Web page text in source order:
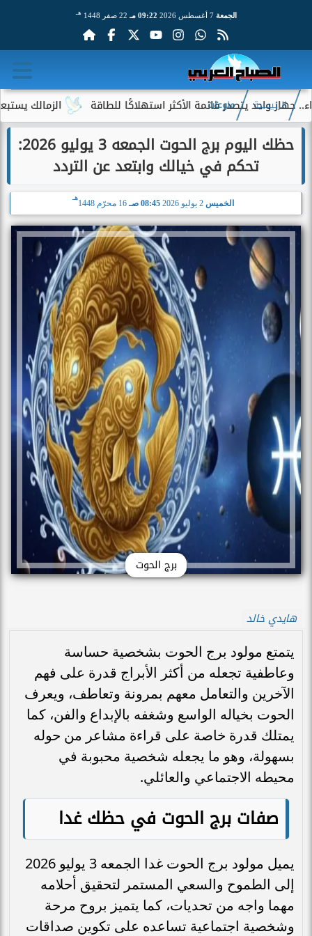
الجمعة 7 أغسطس 2026 09:22 مـ 22 صفر 1448 هـ
الزمالك يستبعد 4 لاعبين شباب من حساباته في الموسم الجديد واحد يتصدر قائمة الأكثر استهلاكًا للطاقة
الرئيسية منوعات
حظك اليوم برج الحوت الجمعه 3 يوليو 2026:
تحكم في خيالك وابتعد عن التردد
الخميس 08:45 صـ 16 محرّم 1448
هـ
برج الحوت
هايدي خالد
يتمتع مولود برج الحوت بشخصية حساسة
وعاطفية تجعله من أكثر الأبراج قدرة على فهم
الآخرين والتعامل معهم بمرونة وتعاطف، ويعرف
الحوت بخياله الواسع وشغفه بالإبداع والفن، كما
يمتلك قدرة خاصة على قراءة مشاعر من حوله
بسهولة، وهو ما يجعله شخصية محبوبة في
محيطه الاجتماعي والعائلي.
صفات برج الحوت في حظك غدا
يميل مولود برج الحوت غدا الجمعه 3 يوليو 2026
إلى الطموح والسعي المستمر لتحقيق أحلامه
مهما واجه من تحديات، كما يتميز بروح مرحة
وشخصية اجتماعية تساعده على تكوين صداقات